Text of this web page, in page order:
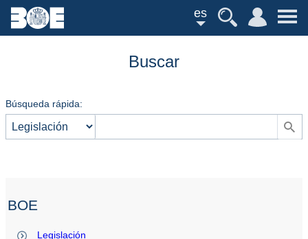
es
Buscar
Búsqueda rápida:
BOE
Legislación